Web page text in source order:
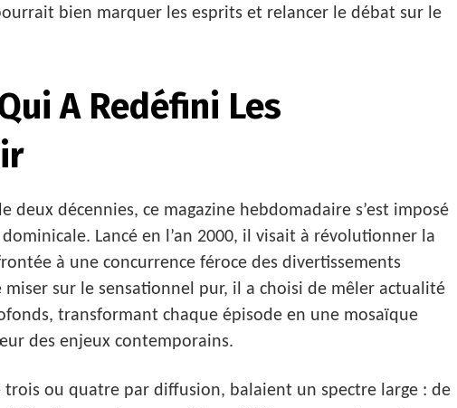
bien marquer les esprits et relancer le débat sur le
A Redéfini Les
deux décennies, ce magazine hebdomadaire s’est imposé
Lancé en l’an 2000, il visait à révolutionner la
à une concurrence féroce des divertissements
sur le sensationnel pur, il a choisi de mêler actualité
transformant chaque épisode en une mosaïque
des enjeux contemporains.
trois ou quatre par diffusion, balaient un spectre large : de